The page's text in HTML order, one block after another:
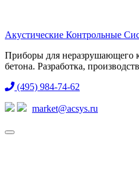
Акустические Контрольные
Приборы для неразрушающего
бетона. Разработка,
(495) 984-74-62
market@acsys.ru
Toggle